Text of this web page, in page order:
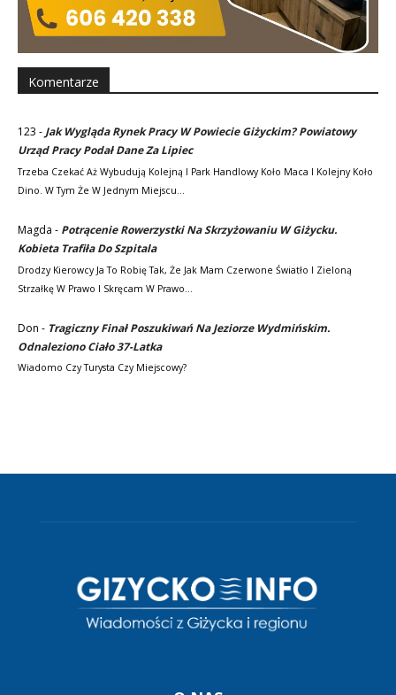
Komentarze
123 - Jak Wygląda Rynek Pracy W Powiecie Giżyckim? Powiatowy
Urząd Pracy Podał Dane Za Lipiec
Trzeba Czekać Aż Wybudują Kolejną I Park Handlowy Koło Maca I Kolejny Koło
Dino. W Tym Że W Jednym Miejscu…
Magda - Potrącenie Rowerzystki Na Skrzyżowaniu W Giżycku.
Kobieta Trafiła Do Szpitala
Drodzy Kierowcy Ja To Robię Tak, Że Jak Mam Czerwone Światło I Zieloną
Strzałkę W Prawo I Skręcam W Prawo…
Don - Tragiczny Finał Poszukiwań Na Jeziorze Wydmińskim.
Odnaleziono Ciało 37-Latka
Wiadomo Czy Turysta Czy Miejscowy?